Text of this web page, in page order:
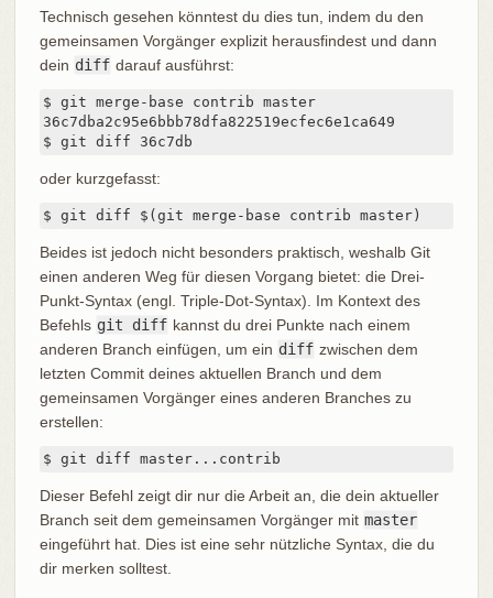
Technisch gesehen könntest du dies tun, indem du den
gemeinsamen Vorgänger explizit herausfindest und dann
dein diff darauf ausführst:
$ git merge-base contrib master
36c7dba2c95e6bbb78dfa822519ecfec6e1ca649
$ git diff 36c7db
oder kurzgefasst:
$ git diff $(git merge-base contrib master)
Beides ist jedoch nicht besonders praktisch, weshalb Git
einen anderen Weg für diesen Vorgang bietet: die Drei-
Punkt-Syntax (engl. Triple-Dot-Syntax). Im Kontext des
Befehls git diff kannst du drei Punkte nach einem
anderen Branch einfügen, um ein diff zwischen dem
letzten Commit deines aktuellen Branch und dem
gemeinsamen Vorgänger eines anderen Branches zu
erstellen:
$ git diff master...contrib
Dieser Befehl zeigt dir nur die Arbeit an, die dein aktueller
Branch seit dem gemeinsamen Vorgänger mit master
eingeführt hat. Dies ist eine sehr nützliche Syntax, die du
dir merken solltest.